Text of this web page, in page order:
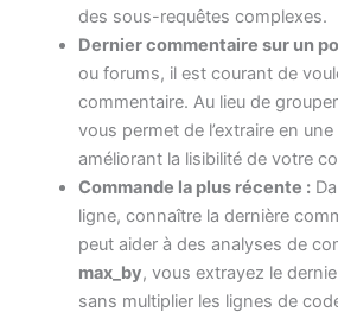
des sous-requêtes complexes.
Dernier commentaire sur un
ou forums, il est courant de
commentaire. Au lieu de
vous permet de l’extraire en
améliorant la lisibilité de votre
Commande la plus récente :
ligne, connaître la dernière
peut aider à des analyses de
max_by, vous extrayez le
sans multiplier les lignes de